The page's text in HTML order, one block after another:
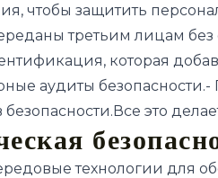
чтобы защитить
третьим лицам без
которая
аудиты
это
технологии для